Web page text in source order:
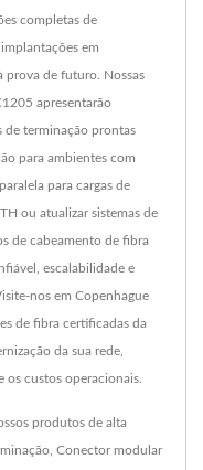
completas de
em
prova de futuro. Nossas
apresentarão
de terminação prontas
para ambientes com
para cargas de
ou atualizar sistemas de
de cabeamento de fibra
escalabilidade e
nos em Copenhague
de fibra certificadas da
da sua rede,
custos operacionais.
produtos de alta
Conector modular